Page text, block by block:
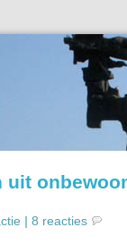
uit
| 8 reacties